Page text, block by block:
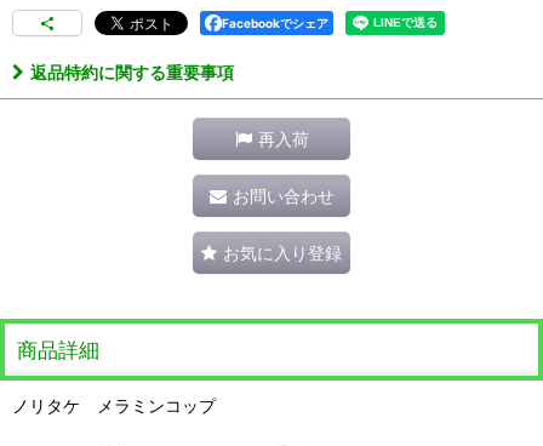
Facebookでシェア
返品特約に関する重要事項
再入荷
お問い合わせ
お気に入り登録
商品詳細
ノリタケ メラミンコップ